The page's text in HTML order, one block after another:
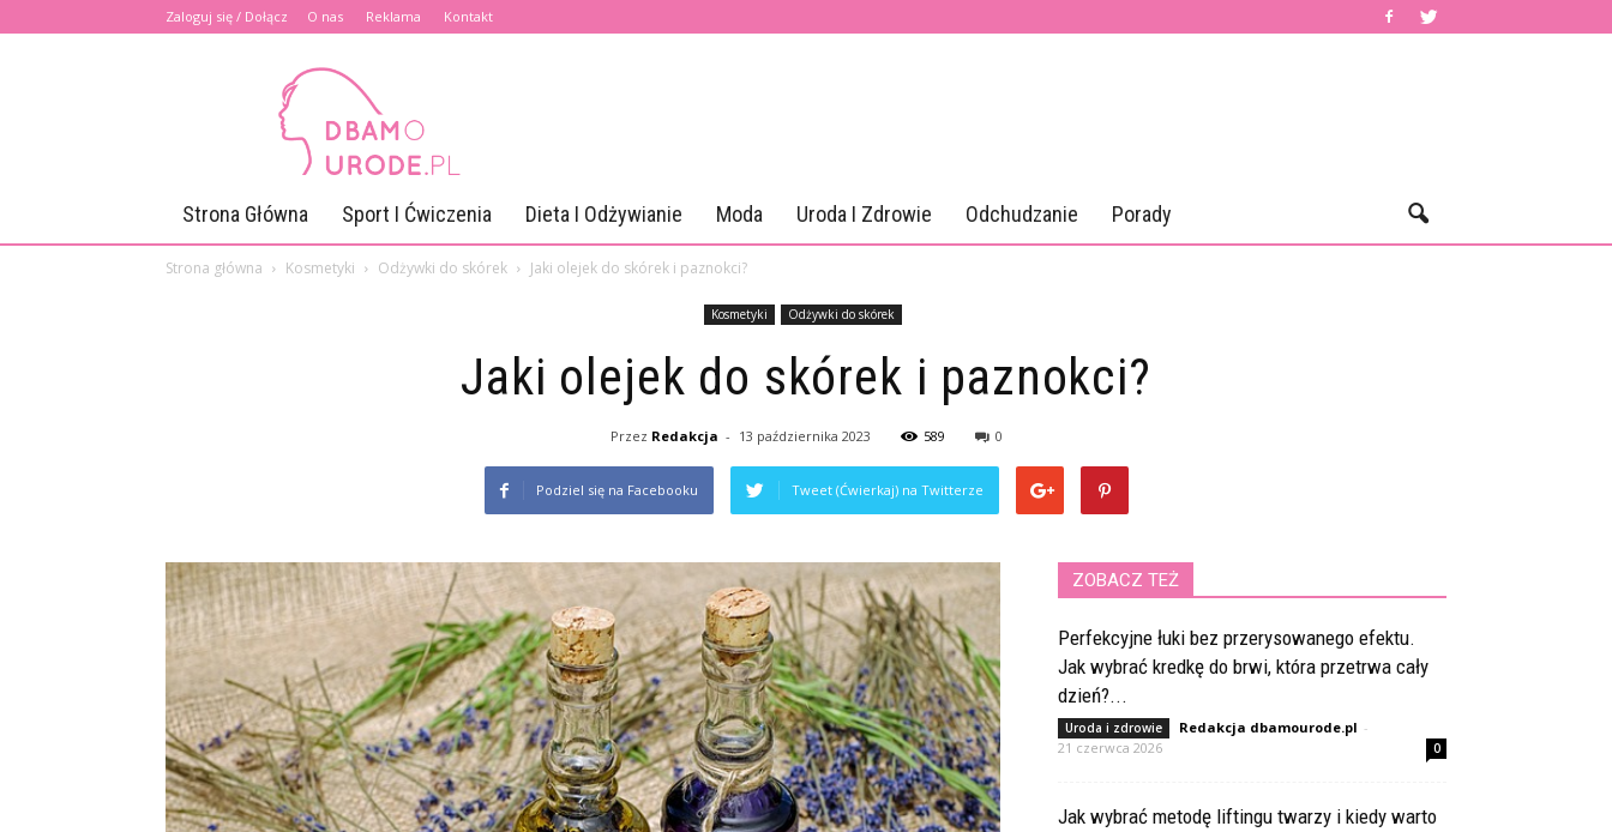
Zaloguj się / Dołącz O nas Reklama Kontakt
Dbamourode.pl
Strona Główna Sport I Ćwiczenia Dieta I Odżywianie Moda Uroda I Zdrowie Odchudzanie Porady
Strona główna Kosmetyki Odżywki do skórek Jaki olejek do skórek i paznokci?
Kosmetyki Odżywki do skórek
Jaki olejek do skórek i paznokci?
Przez Redakcja - 13 października 2023 589 0
Podziel się na Facebooku Tweet (Ćwierkaj) na Twitterze
ZOBACZ TEŻ
Perfekcyjne łuki bez przerysowanego efektu.
Jak wybrać kredkę do brwi, która przetrwa cały
dzień?...
Uroda i zdrowie Redakcja dbamourode.pl -
21 czerwca 2026
0
Jak wybrać metodę liftingu twarzy i kiedy warto